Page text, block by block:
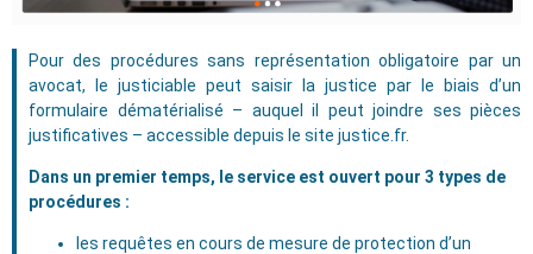
Pour des procédures sans représentation obligatoire par un
avocat, le justiciable peut saisir la justice par le biais d’un
formulaire dématérialisé – auquel il peut joindre ses pièces
justificatives – accessible depuis le site justice.fr.
Dans un premier temps, le service est ouvert pour 3 types de
procédures :
les requêtes en cours de mesure de protection d’un